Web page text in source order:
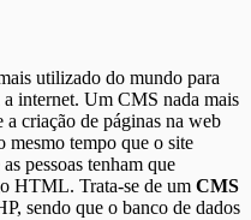
utilizado do mundo para
internet. Um CMS nada mais
criação de páginas na web
mesmo tempo que o site
pessoas tenham que
HTML. Trata-se de um CMS
sendo que o banco de dados